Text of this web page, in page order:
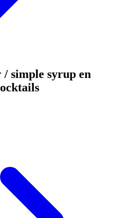
/ simple syrup en